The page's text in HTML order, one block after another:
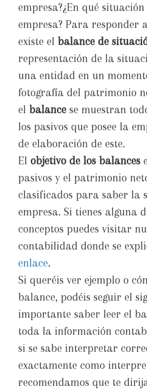
empresa?¿En qué
empresa? Para responder
existe el balance de
representación de la
una entidad en un
fotografía del patrimonio
el balance se muestran
los pasivos que posee la
de elaboración de este.
El objetivo de los balances
pasivos y el patrimonio
clasificados para saber la
empresa. Si tienes alguna
conceptos puedes visitar
contabilidad donde se
enlace.
Si queréis ver ejemplo o
balance, podéis seguir el
importante saber leer el
toda la información
si se sabe interpretar
exactamente como
recomendamos que te